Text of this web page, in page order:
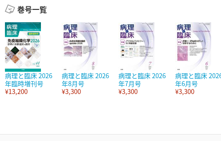
巻号一覧
病理と臨床 2026
年臨時増刊号
¥13,200
病理と臨床 2026
年8月号
¥3,300
病理と臨床 2026
年7月号
¥3,300
病理と臨床
年6月号
¥3,300